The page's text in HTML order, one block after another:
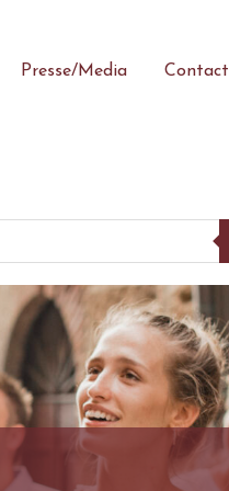
Presse/Media Contact